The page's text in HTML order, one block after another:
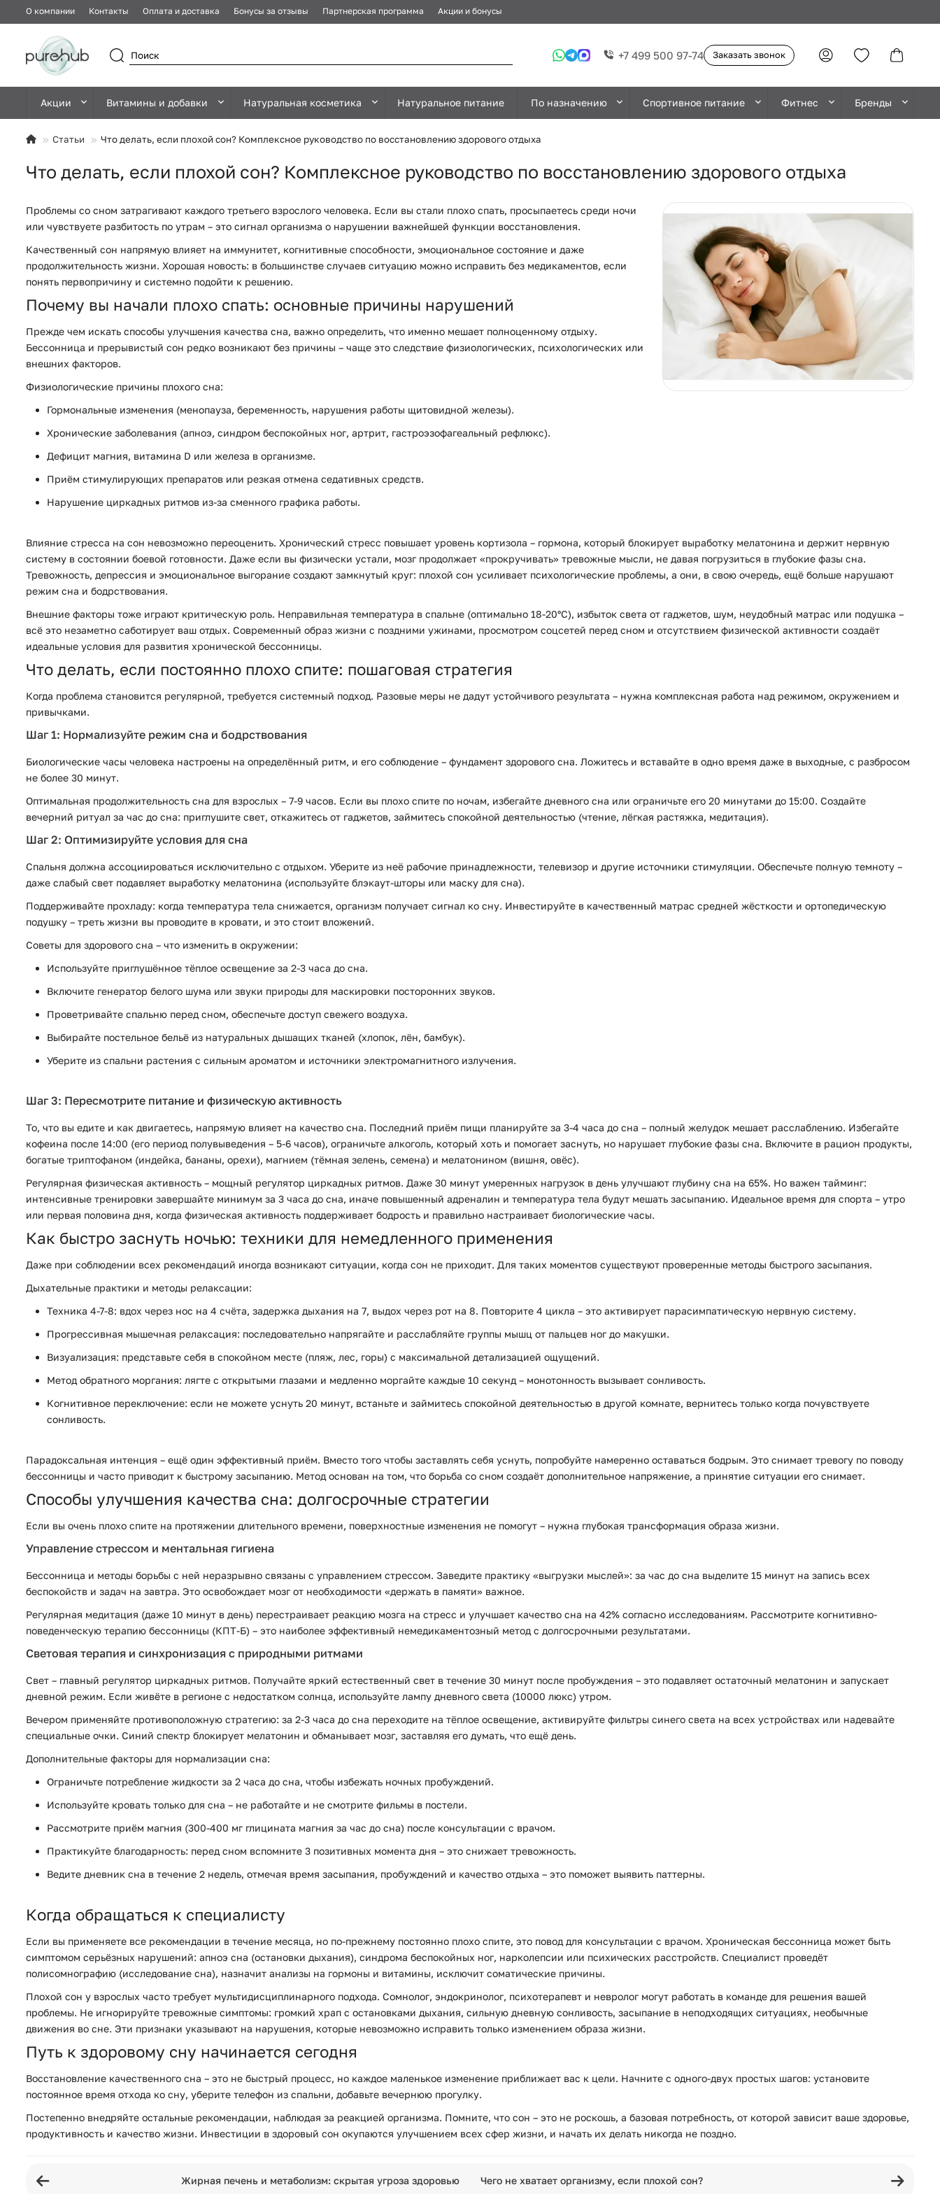
О компании Контакты Оплата и доставка Бонусы за отзывы Партнерская программа Акции и бонусы
+7 499 500 97-74 Заказать звонок
Акции Витамины и добавки Натуральная косметика Натуральное питание По назначению Спортивное питание Фитнес Бренды
Статьи Что делать, если плохой сон? Комплексное руководство по восстановлению здорового отдыха
Что делать, если плохой сон? Комплексное руководство по восстановлению здорового отдыха
Проблемы со сном затрагивают каждого третьего взрослого человека. Если вы стали плохо спать, просыпаетесь среди ночи
или чувствуете разбитость по утрам – это сигнал организма о нарушении важнейшей функции восстановления.
Качественный сон напрямую влияет на иммунитет, когнитивные способности, эмоциональное состояние и даже
продолжительность жизни. Хорошая новость: в большинстве случаев ситуацию можно исправить без медикаментов, если
понять первопричину и системно подойти к решению.
Почему вы начали плохо спать: основные причины нарушений
Прежде чем искать способы улучшения качества сна, важно определить, что именно мешает полноценному отдыху.
Бессонница и прерывистый сон редко возникают без причины – чаще это следствие физиологических, психологических или
внешних факторов.
Физиологические причины плохого сна:
Гормональные изменения (менопауза, беременность, нарушения работы щитовидной железы).
Хронические заболевания (апноэ, синдром беспокойных ног, артрит, гастроэзофагеальный рефлюкс).
Дефицит магния, витамина D или железа в организме.
Приём стимулирующих препаратов или резкая отмена седативных средств.
Нарушение циркадных ритмов из-за сменного графика работы.
Влияние стресса на сон невозможно переоценить. Хронический стресс повышает уровень кортизола – гормона, который блокирует выработку мелатонина и держит нервную
систему в состоянии боевой готовности. Даже если вы физически устали, мозг продолжает «прокручивать» тревожные мысли, не давая погрузиться в глубокие фазы сна.
Тревожность, депрессия и эмоциональное выгорание создают замкнутый круг: плохой сон усиливает психологические проблемы, а они, в свою очередь, ещё больше нарушают
режим сна и бодрствования.
Внешние факторы тоже играют критическую роль. Неправильная температура в спальне (оптимально 18-20°C), избыток света от гаджетов, шум, неудобный матрас или подушка –
всё это незаметно саботирует ваш отдых. Современный образ жизни с поздними ужинами, просмотром соцсетей перед сном и отсутствием физической активности создаёт
идеальные условия для развития хронической бессонницы.
Что делать, если постоянно плохо спите: пошаговая стратегия
Когда проблема становится регулярной, требуется системный подход. Разовые меры не дадут устойчивого результата – нужна комплексная работа над режимом, окружением и
привычками.
Шаг 1: Нормализуйте режим сна и бодрствования
Биологические часы человека настроены на определённый ритм, и его соблюдение – фундамент здорового сна. Ложитесь и вставайте в одно время даже в выходные, с разбросом
не более 30 минут.
Оптимальная продолжительность сна для взрослых – 7-9 часов. Если вы плохо спите по ночам, избегайте дневного сна или ограничьте его 20 минутами до 15:00. Создайте
вечерний ритуал за час до сна: приглушите свет, откажитесь от гаджетов, займитесь спокойной деятельностью (чтение, лёгкая растяжка, медитация).
Шаг 2: Оптимизируйте условия для сна
Спальня должна ассоциироваться исключительно с отдыхом. Уберите из неё рабочие принадлежности, телевизор и другие источники стимуляции. Обеспечьте полную темноту –
даже слабый свет подавляет выработку мелатонина (используйте блэкаут-шторы или маску для сна).
Поддерживайте прохладу: когда температура тела снижается, организм получает сигнал ко сну. Инвестируйте в качественный матрас средней жёсткости и ортопедическую
подушку – треть жизни вы проводите в кровати, и это стоит вложений.
Советы для здорового сна – что изменить в окружении:
Используйте приглушённое тёплое освещение за 2-3 часа до сна.
Включите генератор белого шума или звуки природы для маскировки посторонних звуков.
Проветривайте спальню перед сном, обеспечьте доступ свежего воздуха.
Выбирайте постельное бельё из натуральных дышащих тканей (хлопок, лён, бамбук).
Уберите из спальни растения с сильным ароматом и источники электромагнитного излучения.
Шаг 3: Пересмотрите питание и физическую активность
То, что вы едите и как двигаетесь, напрямую влияет на качество сна. Последний приём пищи планируйте за 3-4 часа до сна – полный желудок мешает расслаблению. Избегайте
кофеина после 14:00 (его период полувыведения – 5-6 часов), ограничьте алкоголь, который хоть и помогает заснуть, но нарушает глубокие фазы сна. Включите в рацион продукты,
богатые триптофаном (индейка, бананы, орехи), магнием (тёмная зелень, семена) и мелатонином (вишня, овёс).
Регулярная физическая активность – мощный регулятор циркадных ритмов. Даже 30 минут умеренных нагрузок в день улучшают глубину сна на 65%. Но важен тайминг:
интенсивные тренировки завершайте минимум за 3 часа до сна, иначе повышенный адреналин и температура тела будут мешать засыпанию. Идеальное время для спорта – утро
или первая половина дня, когда физическая активность поддерживает бодрость и правильно настраивает биологические часы.
Как быстро заснуть ночью: техники для немедленного применения
Даже при соблюдении всех рекомендаций иногда возникают ситуации, когда сон не приходит. Для таких моментов существуют проверенные методы быстрого засыпания.
Дыхательные практики и методы релаксации:
Техника 4-7-8: вдох через нос на 4 счёта, задержка дыхания на 7, выдох через рот на 8. Повторите 4 цикла – это активирует парасимпатическую нервную систему.
Прогрессивная мышечная релаксация: последовательно напрягайте и расслабляйте группы мышц от пальцев ног до макушки.
Визуализация: представьте себя в спокойном месте (пляж, лес, горы) с максимальной детализацией ощущений.
Метод обратного моргания: лягте с открытыми глазами и медленно моргайте каждые 10 секунд – монотонность вызывает сонливость.
Когнитивное переключение: если не можете уснуть 20 минут, встаньте и займитесь спокойной деятельностью в другой комнате, вернитесь только когда почувствуете
сонливость.
Парадоксальная интенция – ещё один эффективный приём. Вместо того чтобы заставлять себя уснуть, попробуйте намеренно оставаться бодрым. Это снимает тревогу по поводу
бессонницы и часто приводит к быстрому засыпанию. Метод основан на том, что борьба со сном создаёт дополнительное напряжение, а принятие ситуации его снимает.
Способы улучшения качества сна: долгосрочные стратегии
Если вы очень плохо спите на протяжении длительного времени, поверхностные изменения не помогут – нужна глубокая трансформация образа жизни.
Управление стрессом и ментальная гигиена
Бессонница и методы борьбы с ней неразрывно связаны с управлением стрессом. Заведите практику «выгрузки мыслей»: за час до сна выделите 15 минут на запись всех
беспокойств и задач на завтра. Это освобождает мозг от необходимости «держать в памяти» важное.
Регулярная медитация (даже 10 минут в день) перестраивает реакцию мозга на стресс и улучшает качество сна на 42% согласно исследованиям. Рассмотрите когнитивно-
поведенческую терапию бессонницы (КПТ-Б) – это наиболее эффективный немедикаментозный метод с долгосрочными результатами.
Световая терапия и синхронизация с природными ритмами
Свет – главный регулятор циркадных ритмов. Получайте яркий естественный свет в течение 30 минут после пробуждения – это подавляет остаточный мелатонин и запускает
дневной режим. Если живёте в регионе с недостатком солнца, используйте лампу дневного света (10000 люкс) утром.
Вечером применяйте противоположную стратегию: за 2-3 часа до сна переходите на тёплое освещение, активируйте фильтры синего света на всех устройствах или надевайте
специальные очки. Синий спектр блокирует мелатонин и обманывает мозг, заставляя его думать, что ещё день.
Дополнительные факторы для нормализации сна:
Ограничьте потребление жидкости за 2 часа до сна, чтобы избежать ночных пробуждений.
Используйте кровать только для сна – не работайте и не смотрите фильмы в постели.
Рассмотрите приём магния (300-400 мг глицината магния за час до сна) после консультации с врачом.
Практикуйте благодарность: перед сном вспомните 3 позитивных момента дня – это снижает тревожность.
Ведите дневник сна в течение 2 недель, отмечая время засыпания, пробуждений и качество отдыха – это поможет выявить паттерны.
Когда обращаться к специалисту
Если вы применяете все рекомендации в течение месяца, но по-прежнему постоянно плохо спите, это повод для консультации с врачом. Хроническая бессонница может быть
симптомом серьёзных нарушений: апноэ сна (остановки дыхания), синдрома беспокойных ног, нарколепсии или психических расстройств. Специалист проведёт
полисомнографию (исследование сна), назначит анализы на гормоны и витамины, исключит соматические причины.
Плохой сон у взрослых часто требует мультидисциплинарного подхода. Сомнолог, эндокринолог, психотерапевт и невролог могут работать в команде для решения вашей
проблемы. Не игнорируйте тревожные симптомы: громкий храп с остановками дыхания, сильную дневную сонливость, засыпание в неподходящих ситуациях, необычные
движения во сне. Эти признаки указывают на нарушения, которые невозможно исправить только изменением образа жизни.
Путь к здоровому сну начинается сегодня
Восстановление качественного сна – это не быстрый процесс, но каждое маленькое изменение приближает вас к цели. Начните с одного-двух простых шагов: установите
постоянное время отхода ко сну, уберите телефон из спальни, добавьте вечернюю прогулку.
Постепенно внедряйте остальные рекомендации, наблюдая за реакцией организма. Помните, что сон – это не роскошь, а базовая потребность, от которой зависит ваше здоровье,
продуктивность и качество жизни. Инвестиции в здоровый сон окупаются улучшением всех сфер жизни, и начать их делать никогда не поздно.
Жирная печень и метаболизм: скрытая угроза здоровью Чего не хватает организму, если плохой сон?